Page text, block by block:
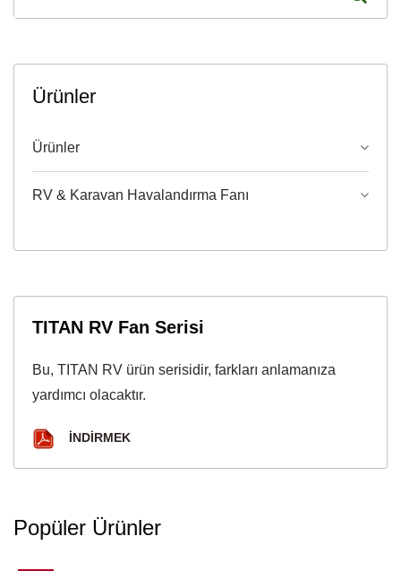
Ürünler
Ürünler
RV & Karavan Havalandırma Fanı
TITAN RV Fan Serisi
Bu, TITAN RV ürün serisidir, farkları anlamanıza
yardımcı olacaktır.
İNDIRMEK
Popüler Ürünler